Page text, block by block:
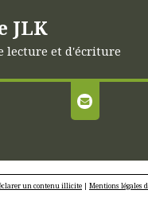
JLK
lecture et d'écriture
un contenu illicite | Mentions légales